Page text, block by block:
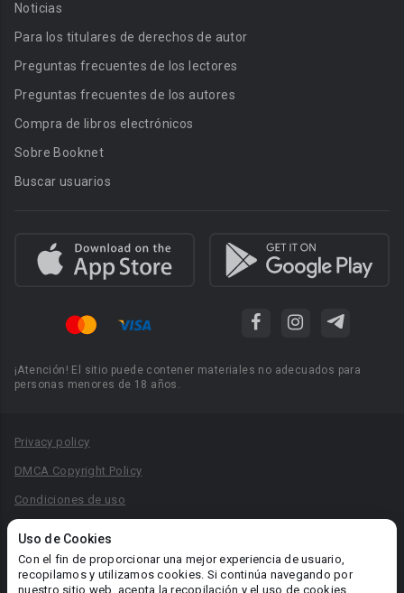
Uso de Cookies
Con el fin de proporcionar una mejor experiencia de usuario,
recopilamos y utilizamos cookies. Si continúa navegando por
nuestro sitio web, acepta la recopilación y el uso de cookies.
Noticias
Para los titulares de derechos de autor
Preguntas frecuentes de los lectores
Preguntas frecuentes de los autores
Compra de libros electrónicos
Sobre Booknet
Buscar usuarios
¡Atención! El sitio puede contener materiales no adecuados para
personas menores de 18 años.
Privacy policy
DMCA Copyright Policy
Condiciones de uso
Reglas para la publicación de libros
Área RR.PP.: pr@booknet.com